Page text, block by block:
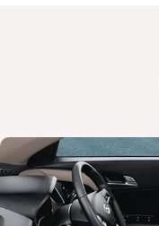
Rendimiento
Seguridad